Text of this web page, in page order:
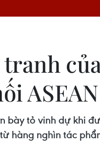
ASEAN
bày tỏ vinh dự khi
hàng nghìn tác